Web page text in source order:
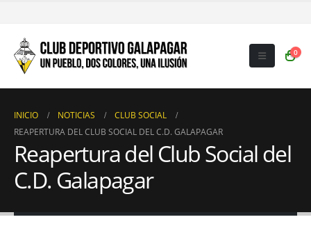
0
INICIO NOTICIAS
CLUB SOCIAL
REAPERTURA DEL CLUB SOCIAL DEL C.D. GALAPAGAR
Reapertura del Club Social del
C.D. Galapagar